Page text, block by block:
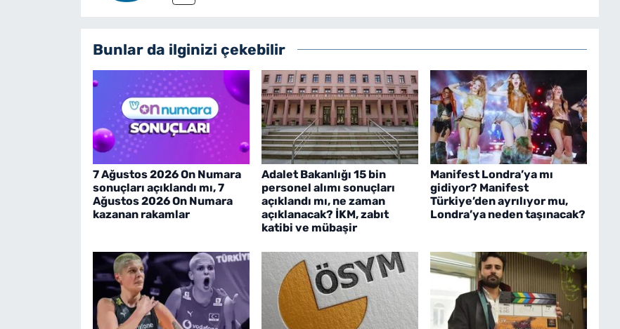
Bunlar da ilginizi çekebilir
7 Ağustos 2026 On Numara
sonuçları açıklandı mı, 7
Ağustos 2026 On Numara
kazanan rakamlar
Adalet Bakanlığı 15 bin
personel alımı sonuçları
açıklandı mı, ne zaman
açıklanacak? İKM, zabıt
katibi ve mübaşir
Manifest Londra’ya mı
gidiyor? Manifest
Türkiye’den ayrılıyor mu,
Londra’ya neden taşınacak?